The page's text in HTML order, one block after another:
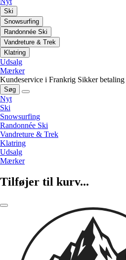
Ski
Snowsurfing
Randonnée Ski
Vandreture & Trek
Klatring
Udsalg
Mærker
Kundeservice i Frankrig Sikker betaling
Søg
Nyt
Ski
Snowsurfing
Randonnée Ski
Vandreture & Trek
Klatring
Udsalg
Mærker
Tilføjer til kurv...